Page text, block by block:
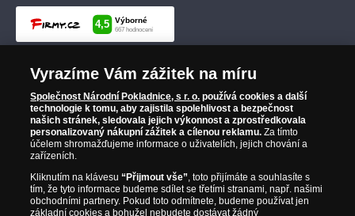
Vyrazíme Vám zážitek na míru
Společnost Národní Pokladnice, s r. o. používá cookies a další
technologie k tomu, aby zajistila spolehlivost a bezpečnost
našich stránek, sledovala jejich výkonnost a zprostředkovala
personalizovaný nákupní zážitek a cílenou reklamu. Za tímto
účelem shromažďujeme informace o uživatelích, jejich chování a
zařízeních.
Kliknutím na klávesu“Přijmout vše”, toto přijímáte a souhlasíte s
tím, že tyto informace budeme sdílet se třetími stranami, např. našimi
obchodními partnery. Pokud toto odmítnete, budeme používat jen
základní cookies a bohužel nebudete dostávat žádný